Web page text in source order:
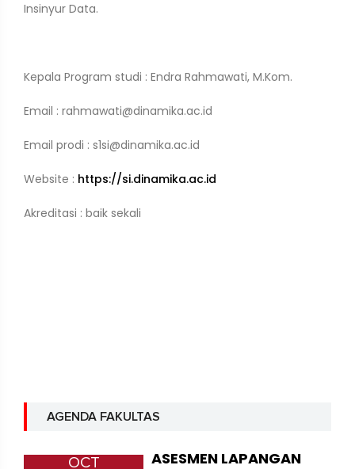
AGENDA FAKULTAS
OCT ASESMEN LAPANGAN
Insinyur Data.
Kepala Program studi : Endra Rahmawati, M.Kom.
Email : rahmawati@dinamika.ac.id
Email prodi : s1si@dinamika.ac.id
Website : https://si.dinamika.ac.id
Akreditasi : baik sekali